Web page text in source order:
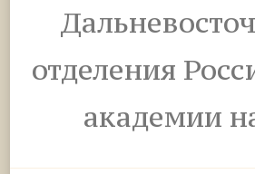
отделения
академии